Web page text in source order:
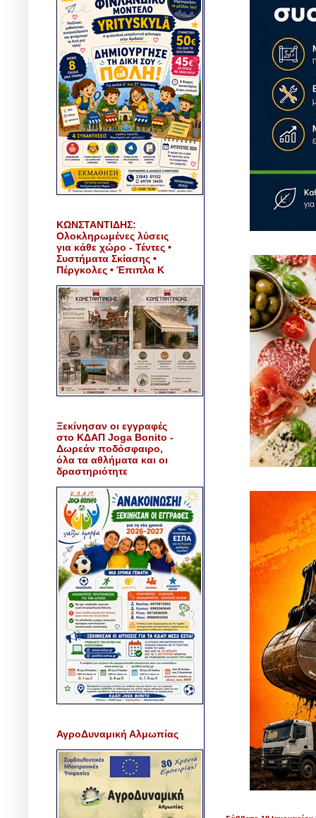
ΚΩΝΣΤΑΝΤΙΔΗΣ:
Ολοκληρωμένες λύσεις
για κάθε χώρο - Τέντες •
Συστήματα Σκίασης •
Πέργκολες • Έπιπλα Κ
Ξεκίνησαν οι εγγραφές
στο ΚΔΑΠ Joga Bonito -
Δωρεάν ποδόσφαιρο,
όλα τα αθλήματα και οι
δραστηριότητε
ΑγροΔυναμική Αλμωπίας